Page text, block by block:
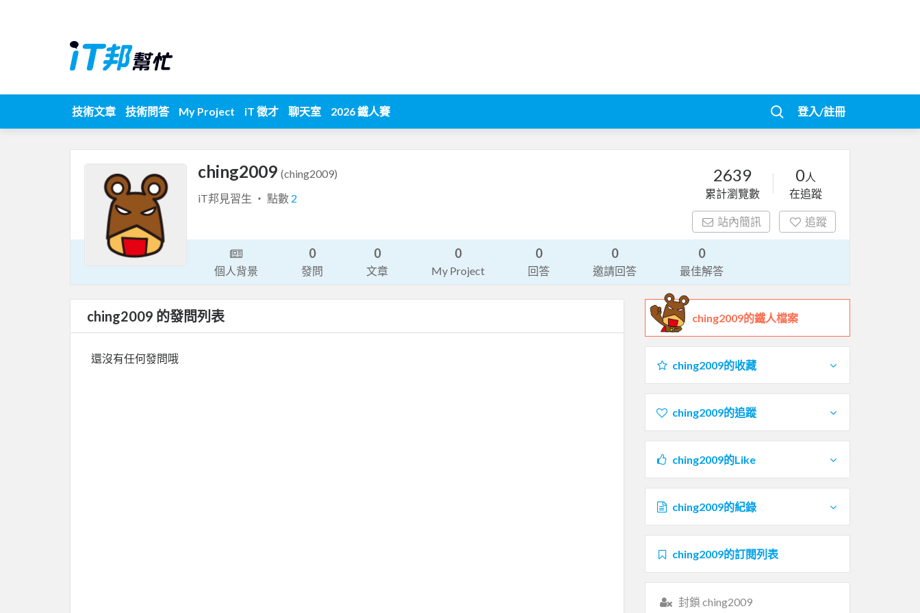
技術文章 技術問答 My Project iT 徵才 聊天室 2026 鐵人賽 登入/註冊
ching2009 (ching2009)
iT邦見習生 ‧ 點數 2
2639
累計瀏覽數
0人
在追蹤
站內簡訊 追蹤
個人背景
0
發問
0
文章
0
My Project
0
回答
0
邀請回答
0
最佳解答
ching2009 的發問列表
還沒有任何發問哦
ching2009的鐵人檔案
ching2009的收藏
ching2009的追蹤
ching2009的Like
ching2009的紀錄
ching2009的訂閱列表
封鎖 ching2009